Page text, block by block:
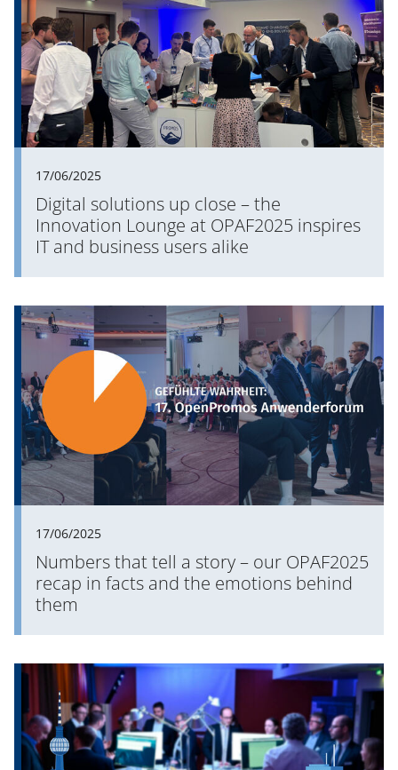
17/06/2025
Digital solutions up close – the
Innovation Lounge at OPAF2025 inspires
IT and business users alike
17/06/2025
Numbers that tell a story – our OPAF2025
recap in facts and the emotions behind
them